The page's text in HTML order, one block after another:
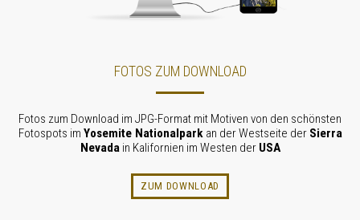
FOTOS ZUM DOWNLOAD
Fotos zum Download im JPG-Format mit Motiven von den schönsten
Fotospots im Yosemite Nationalparkan der Westseite der Sierra
Nevadain Kalifornien im Westen der USA
ZUM DOWNLOAD